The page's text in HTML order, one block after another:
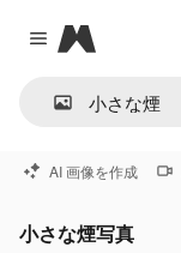
Close menu
Magnific
AI 画像を作成
小さな煙写真